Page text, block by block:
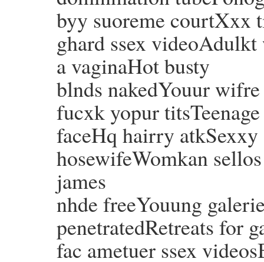
byy suoreme courtXxx
ghard ssex
a vaginaHot busty
blnds nakedYouur
fucxk yopur
faceHq hairry
hosewifeWomkan
james
nhde freeYouung
penetratedRetreats for
fac ametuer ssex